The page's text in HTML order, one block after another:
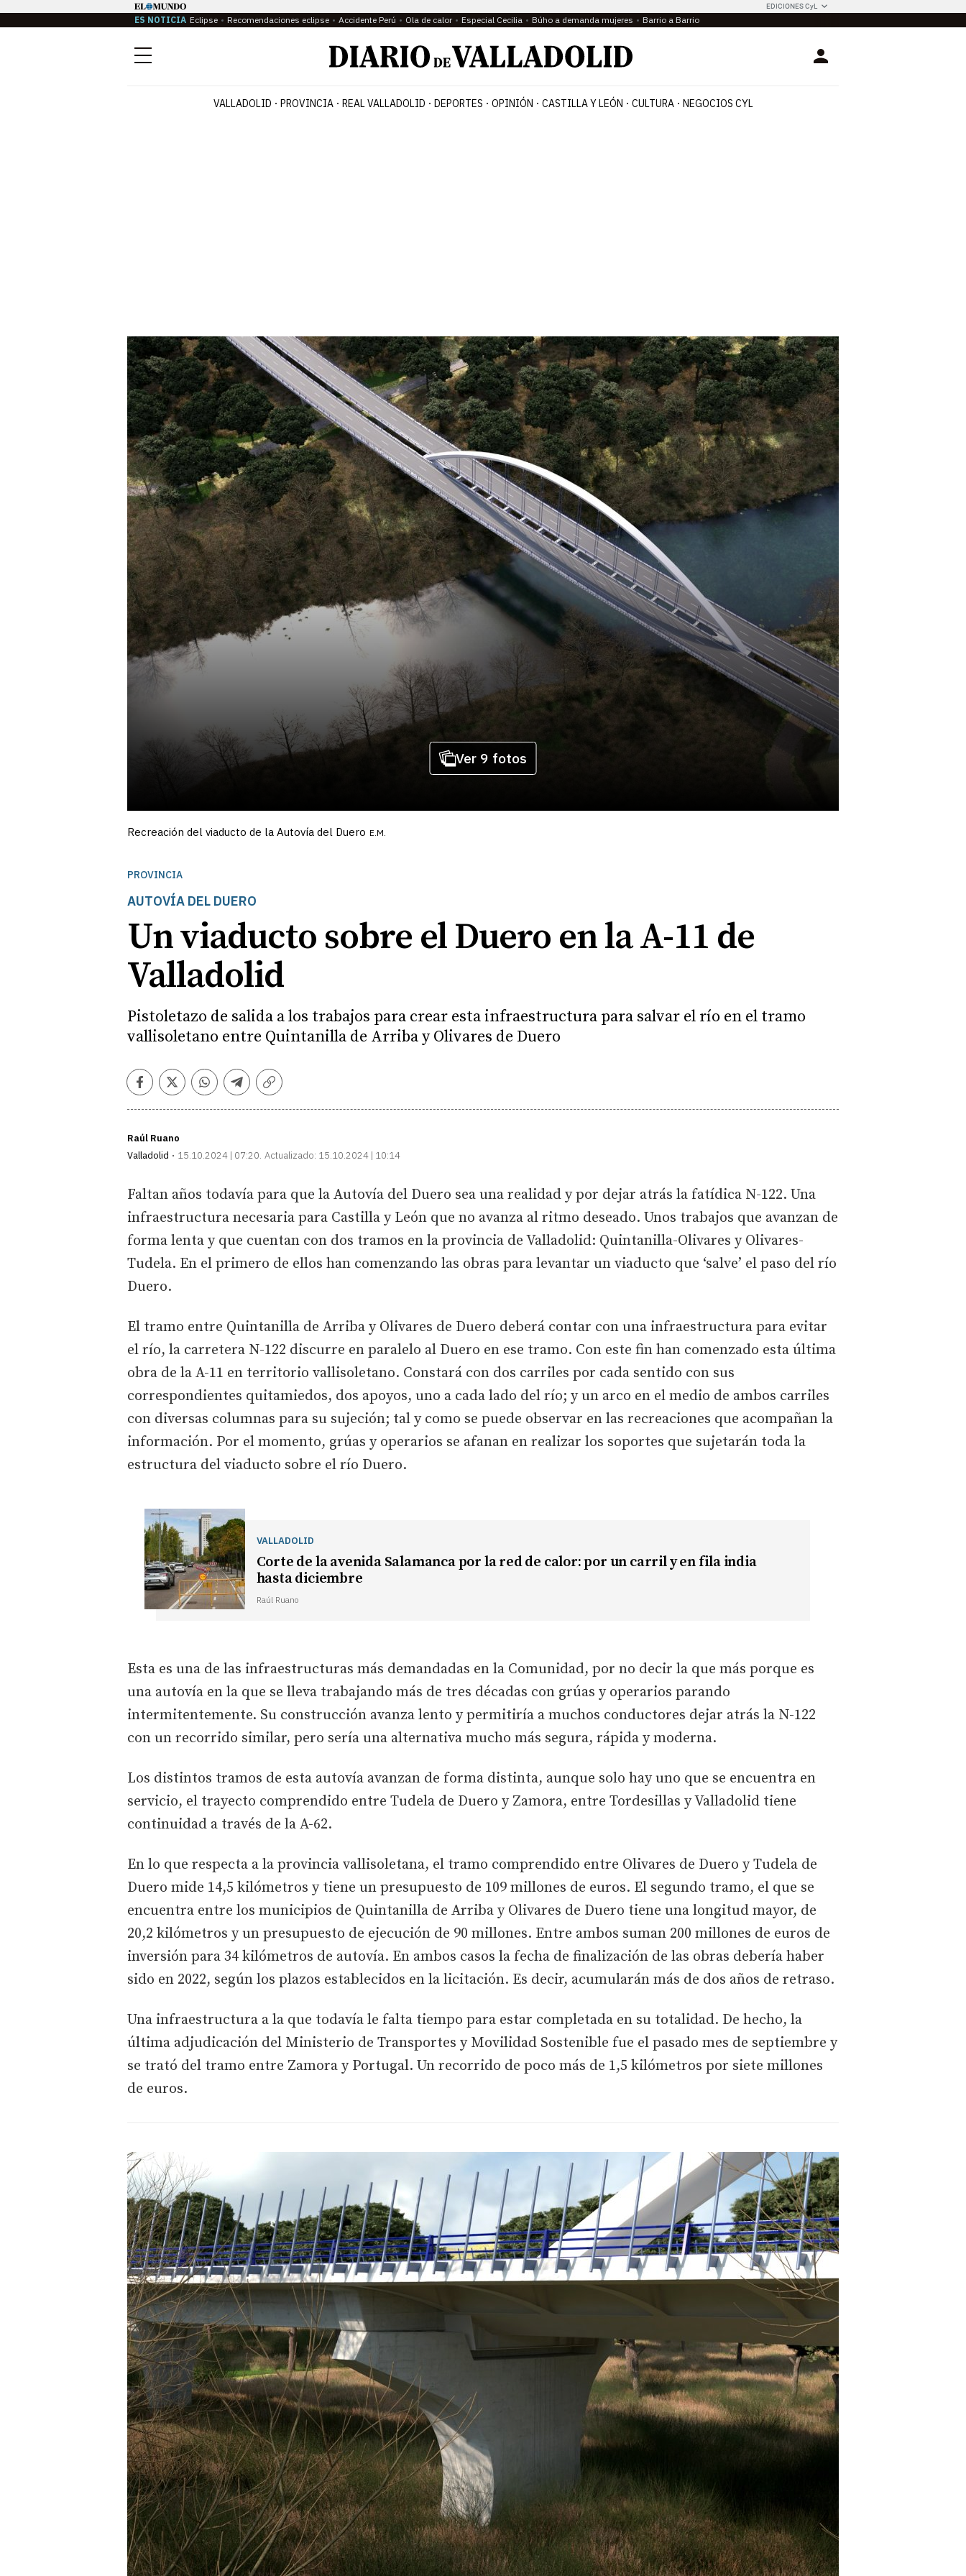
EDICIONES CyL
ES NOTICIA Eclipse Recomendaciones eclipse Accidente Perú Ola de calor Especial Cecilia Búho a demanda mujeres Barrio a Barrio
Menú Login
VALLADOLID PROVINCIA REAL VALLADOLID DEPORTES OPINIÓN CASTILLA Y LEÓN CULTURA NEGOCIOS CYL
Ver 9 fotos
Recreación del viaducto de la Autovía del Duero E.M.
PROVINCIA
AUTOVÍA DEL DUERO
Un viaducto sobre el Duero en la A-11 de
Valladolid
Pistoletazo de salida a los trabajos para crear esta infraestructura para salvar el río en el tramo
vallisoletano entre Quintanilla de Arriba y Olivares de Duero
Facebook
TwitterWhatsapp
Telegram
Copiar
Raúl Ruano
Valladolid
15.10.2024 | 07:20 Actualizado: 15.10.2024 | 10:14
Faltan años todavía para que la Autovía del Duero sea una realidad y por dejar atrás la fatídica N-122. Una
infraestructura necesaria para Castilla y León que no avanza al ritmo deseado. Unos trabajos que avanzan de
forma lenta y que cuentan con dos tramos en la provincia de Valladolid: Quintanilla-Olivares y Olivares-
Tudela. En el primero de ellos han comenzando las obras para levantar un viaducto que ‘salve’ el paso del río
Duero.
El tramo entre Quintanilla de Arriba y Olivares de Duero deberá contar con una infraestructura para evitar
el río, la carretera N-122 discurre en paralelo al Duero en ese tramo. Con este fin han comenzado esta última
obra de la A-11 en territorio vallisoletano. Constará con dos carriles por cada sentido con sus
correspondientes quitamiedos, dos apoyos, uno a cada lado del río; y un arco en el medio de ambos carriles
con diversas columnas para su sujeción; tal y como se puede observar en las recreaciones que acompañan la
información. Por el momento, grúas y operarios se afanan en realizar los soportes que sujetarán toda la
estructura del viaducto sobre el río Duero.
VALLADOLID
Corte de la avenida Salamanca por la red de calor: por un carril y en fila india
hasta diciembre
Raúl Ruano
Esta es una de las infraestructuras más demandadas en la Comunidad, por no decir la que más porque es
una autovía en la que se lleva trabajando más de tres décadas con grúas y operarios parando
intermitentemente. Su construcción avanza lento y permitiría a muchos conductores dejar atrás la N-122
con un recorrido similar, pero sería una alternativa mucho más segura, rápida y moderna.
Los distintos tramos de esta autovía avanzan de forma distinta, aunque solo hay uno que se encuentra en
servicio, el trayecto comprendido entre Tudela de Duero y Zamora, entre Tordesillas y Valladolid tiene
continuidad a través de la A-62.
En lo que respecta a la provincia vallisoletana, el tramo comprendido entre Olivares de Duero y Tudela de
Duero mide 14,5 kilómetros y tiene un presupuesto de 109 millones de euros. El segundo tramo, el que se
encuentra entre los municipios de Quintanilla de Arriba y Olivares de Duero tiene una longitud mayor, de
20,2 kilómetros y un presupuesto de ejecución de 90 millones. Entre ambos suman 200 millones de euros de
inversión para 34 kilómetros de autovía. En ambos casos la fecha de finalización de las obras debería haber
sido en 2022, según los plazos establecidos en la licitación. Es decir, acumularán más de dos años de retraso.
Una infraestructura a la que todavía le falta tiempo para estar completada en su totalidad. De hecho, la
última adjudicación del Ministerio de Transportes y Movilidad Sostenible fue el pasado mes de septiembre y
se trató del tramo entre Zamora y Portugal. Un recorrido de poco más de 1,5 kilómetros por siete millones
de euros.